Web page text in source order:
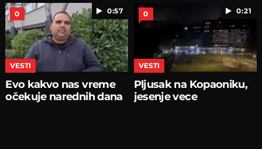
0:57
0
VESTI
Evo kakvo nas vreme
očekuje narednih dana
0:21
0
VESTI
Pljusak na Kopaoniku,
jesenje vece